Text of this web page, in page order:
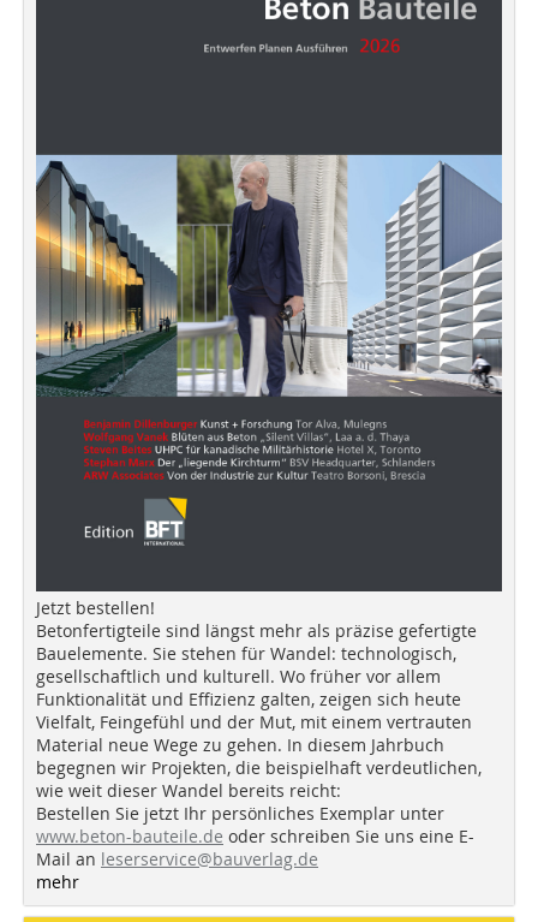
Jetzt bestellen!
Betonfertigteile sind längst mehr als präzise gefertigte
Bauelemente. Sie stehen für Wandel: technologisch,
gesellschaftlich und kulturell. Wo früher vor allem
Funktionalität und Effizienz galten, zeigen sich heute
Vielfalt, Feingefühl und der Mut, mit einem vertrauten
Material neue Wege zu gehen. In diesem Jahrbuch
begegnen wir Projekten, die beispielhaft verdeutlichen,
wie weit dieser Wandel bereits reicht:
Bestellen Sie jetzt Ihr persönliches Exemplar unter
www.beton-bauteile.de oder schreiben Sie uns eine E-
Mail an leserservice@bauverlag.de
mehr